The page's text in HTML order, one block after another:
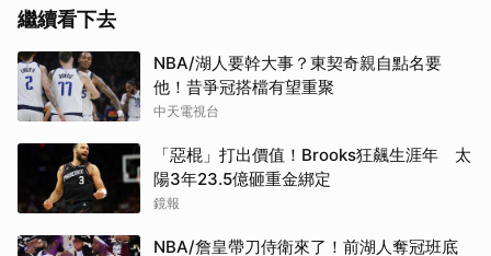
繼續看下去
NBA/湖人要幹大事？東契奇親自點名要
他！昔爭冠搭檔有望重聚
中天電視台
「惡棍」打出價值！Brooks狂飆生涯年 太
陽3年23.5億砸重金綁定
鏡報
NBA/詹皇帶刀侍衛來了！前湖人奪冠班底